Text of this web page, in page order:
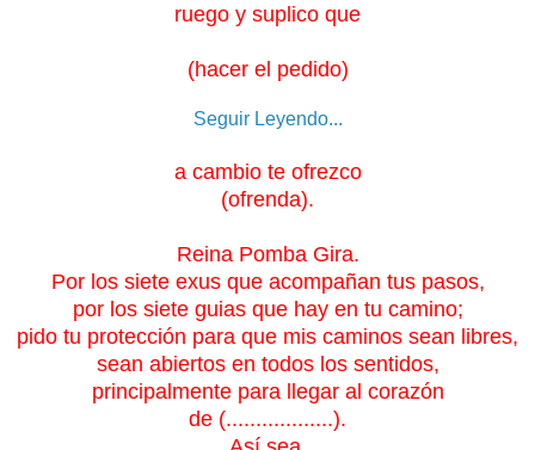
ruego y suplico que
(hacer el pedido)
Seguir Leyendo...
a cambio te ofrezco
(ofrenda).
Reina Pomba Gira.
Por los siete exus que acompañan tus pasos,
por los siete guias que hay en tu camino;
pido tu protección para que mis caminos sean libres,
sean abiertos en todos los sentidos,
principalmente para llegar al corazón
de (..................).